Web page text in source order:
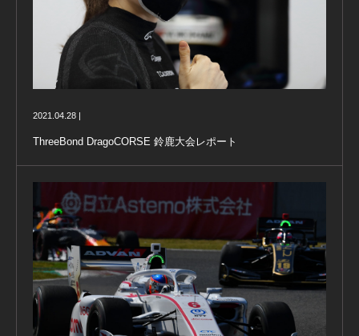
2021.04.28 |
ThreeBond DragoCORSE 鈴鹿大会レポート